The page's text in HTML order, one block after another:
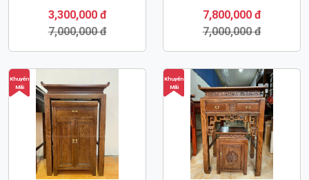
3,300,000 đ
7,000,000 đ
7,800,000 đ
7,000,000 đ
Khuyến
Mãi
Khuyến
Mãi